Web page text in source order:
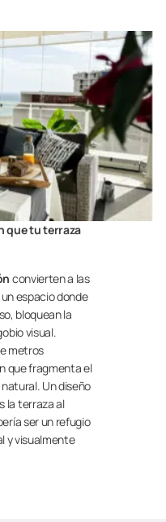
que tu terraza
convierten a las
espacio donde
bloquean la
visual.
metros
que fragmenta el
Un diseño
la terraza al
ser un refugio
y visualmente